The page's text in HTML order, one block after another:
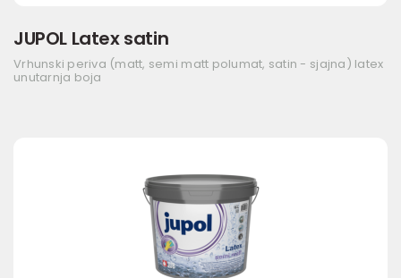
JUPOL Latex satin
Vrhunski periva (matt, semi matt polumat, satin - sjajna) latex
unutarnja boja